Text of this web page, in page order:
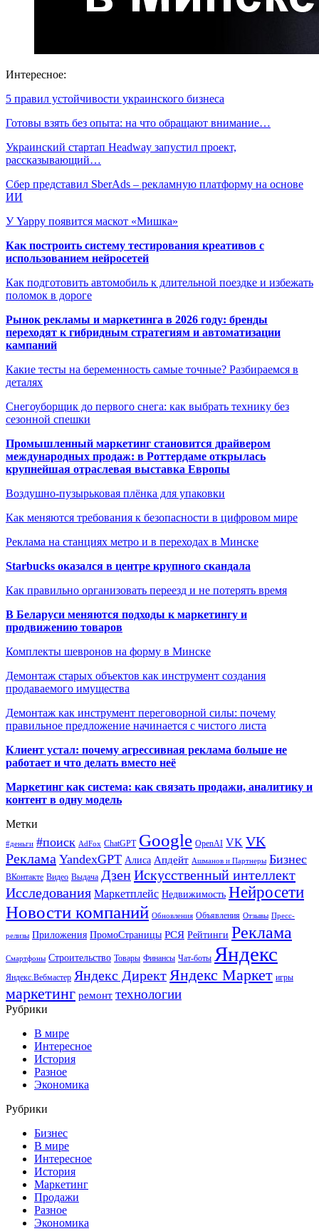
Интересное:
5 правил устойчивости украинского бизнеса
Готовы взять без опыта: на что обращают внимание…
Украинский стартап Headway запустил проект,
рассказывающий…
Сбер представил SberAds – рекламную платформу на основе
ИИ
У Yappy появится маскот «Мишка»
Как построить систему тестирования креативов с
использованием нейросетей
Как подготовить автомобиль к длительной поездке и избежать
поломок в дороге
Рынок рекламы и маркетинга в 2026 году: бренды
переходят к гибридным стратегиям и автоматизации
кампаний
Какие тесты на беременность самые точные? Разбираемся в
деталях
Снегоуборщик до первого снега: как выбрать технику без
сезонной спешки
Промышленный маркетинг становится драйвером
международных продаж: в Роттердаме открылась
крупнейшая отраслевая выставка Европы
Воздушно-пузырьковая плёнка для упаковки
Как меняются требования к безопасности в цифровом мире
Реклама на станциях метро и в переходах в Минске
Starbucks оказался в центре крупного скандала
Как правильно организовать переезд и не потерять время
В Беларуси меняются подходы к маркетингу и
продвижению товаров
Комплекты шевронов на форму в Минске
Демонтаж старых объектов как инструмент создания
продаваемого имущества
Демонтаж как инструмент переговорной силы: почему
правильное предложение начинается с чистого листа
Клиент устал: почему агрессивная реклама больше не
работает и что делать вместо неё
Маркетинг как система: как связать продажи, аналитику и
контент в одну модель
Метки
#деньги #поиск AdFox ChatGPT Google OpenAI VK VK
Реклама YandexGPT Алиса Апдейт Ашманов и Партнеры Бизнес
ВКонтакте Видео Выдача ДзенИскусственный интеллект
Исследования Маркетплейс Недвижимость Нейросети
Новости компаний Обновления Объявления Отзывы Пресс-
релизы Приложения ПромоСтраницы РСЯ Рейтинги Реклама
Смартфоны Строительство Товары Финансы Чат-боты Яндекс
Яндекс.Вебмастер Яндекс Директ Яндекс Маркет игры
маркетинг ремонт технологии
Рубрики
В мире
Интересное
История
Разное
Экономика
Рубрики
Бизнес
В мире
Интересное
История
Маркетинг
Продажи
Разное
Экономика